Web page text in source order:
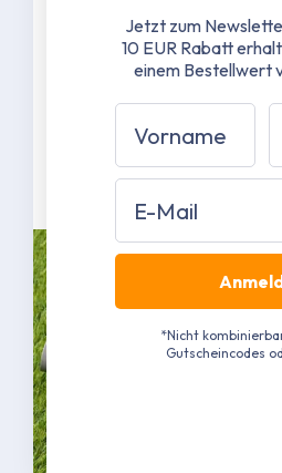
Materialstärke
42 mm
Materialstärke
Grau
(Näherungswert)
Mehr erfahren
Jetzt zum
10 EUR Rabatt
einem Bestellwert
Vorname
Email
*Nicht
Gutscheincodes